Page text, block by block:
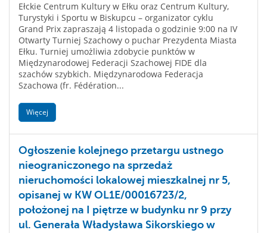
Ełckie Centrum Kultury w Ełku oraz Centrum Kultury,
Turystyki i Sportu w Biskupcu – organizator cyklu
Grand Prix zapraszają 4 listopada o godzinie 9:00 na IV
Otwarty Turniej Szachowy o puchar Prezydenta Miasta
Ełku. Turniej umożliwia zdobycie punktów w
Międzynarodowej Federacji Szachowej FIDE dla
szachów szybkich. Międzynarodowa Federacja
Szachowa (fr. Fédération...
Więcej
Ogłoszenie kolejnego przetargu ustnego
nieograniczonego na sprzedaż
nieruchomości lokalowej mieszkalnej nr 5,
opisanej w KW OL1E/00016723/2,
położonej na I piętrze w budynku nr 9 przy
ul. Generała Władysława Sikorskiego w